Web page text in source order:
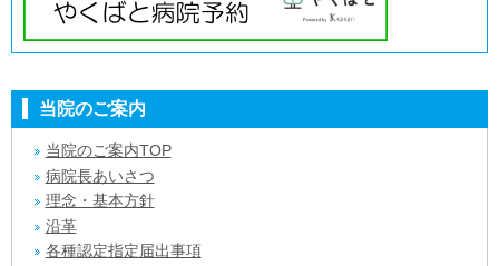
当院のご案内
当院のご案内TOP
病院長あいさつ
理念・基本方針
沿革
各種認定指定届出事項